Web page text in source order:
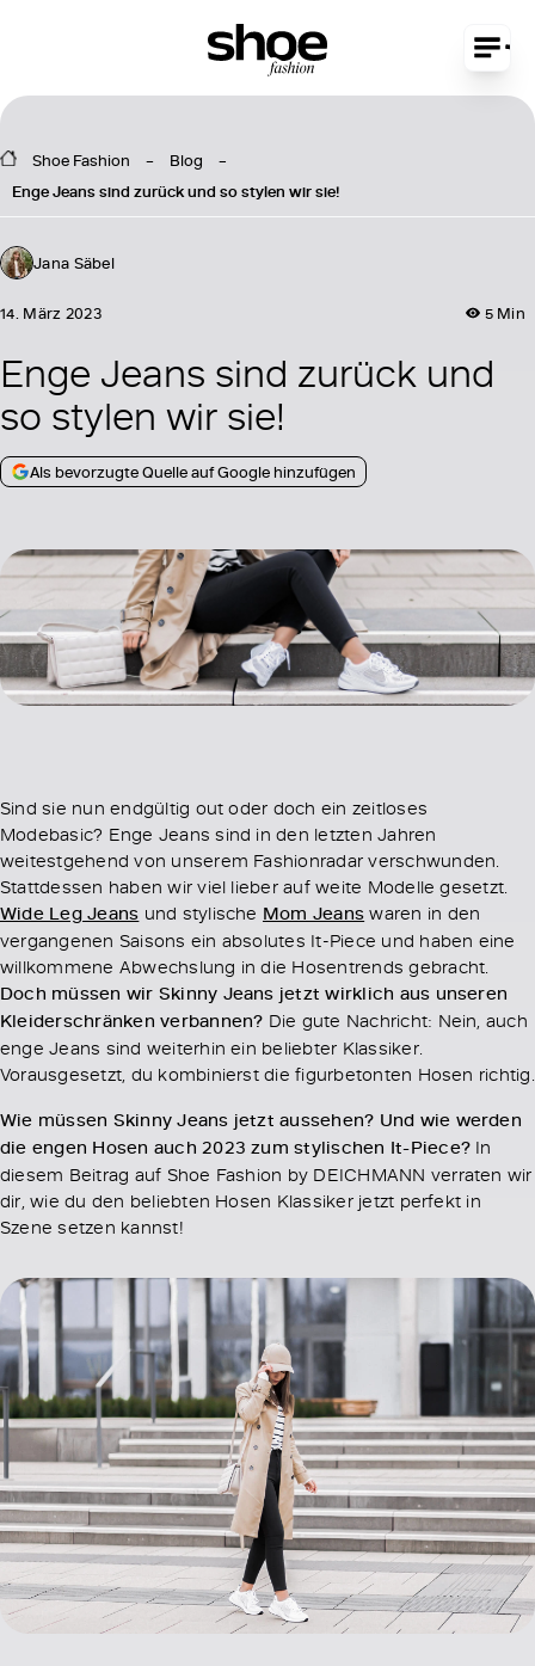
Shoe Fashion
Blog
Enge Jeans sind zurück und so stylen wir sie!
Jana Säbel
5 Min
14. März 2023
Enge Jeans sind zurück und
so stylen wir sie!
Als bevorzugte Quelle auf Google hinzufügen
Sind sie nun endgültig out oder doch ein zeitloses
Modebasic? Enge Jeans sind in den letzten Jahren
weitestgehend von unserem Fashionradar verschwunden.
Stattdessen haben wir viel lieber auf weite Modelle gesetzt.
Wide Leg Jeans und stylische Mom Jeans waren in den
vergangenen Saisons ein absolutes It-Piece und haben eine
willkommene Abwechslung in die Hosentrends gebracht.
Doch müssen wir Skinny Jeans jetzt wirklich aus unseren
Kleiderschränken verbannen? Die gute Nachricht: Nein, auch
enge Jeans sind weiterhin ein beliebter Klassiker.
Vorausgesetzt, du kombinierst die figurbetonten Hosen richtig.
Wie müssen Skinny Jeans jetzt aussehen? Und wie werden
die engen Hosen auch 2023 zum stylischen It-Piece? In
diesem Beitrag auf Shoe Fashion by DEICHMANN verraten wir
dir, wie du den beliebten Hosen Klassiker jetzt perfekt in
Szene setzen kannst!